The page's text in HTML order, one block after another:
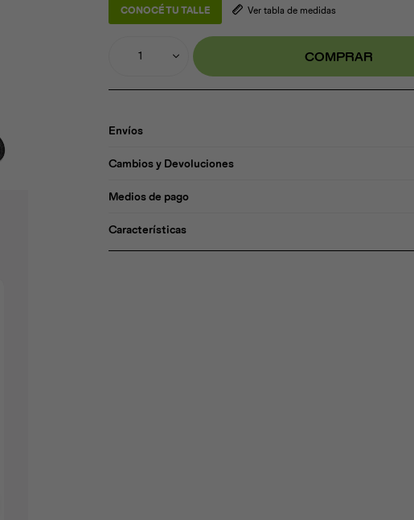
CONOCÉ TU TALLE Ver tabla de medidas
1 COMPRAR
Envíos
Cambios y Devoluciones
Medios de pago
Características